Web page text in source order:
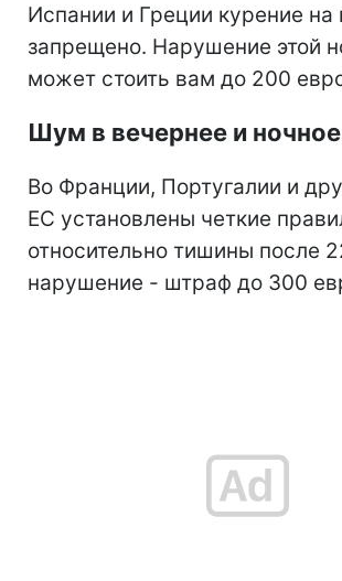
Испании и Греции курение на
запрещено. Нарушение этой
может стоить вам до 200
Шум в вечернее и
Во Франции, Португалии и
ЕС установлены четкие
относительно тишины после
нарушение - штраф до 300